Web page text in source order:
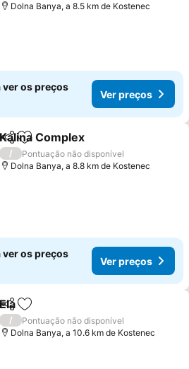
Dolna Banya, a 8.5 km de Kostenec
ver os preços
Ver preços
PartilharAdicionar aos favoritos
Kalina Complex
/
Pontuação não disponível
Dolna Banya, a 8.8 km de Kostenec
ver os preços
Ver preços
PartilharAdicionar aos favoritos
Ela
/
Pontuação não disponível
Dolna Banya, a 10.6 km de Kostenec